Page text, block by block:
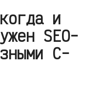
и
SEO-
C-